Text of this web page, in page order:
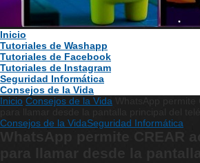
Inicio
Tutoriales de Washapp
Tutoriales de Facebook
Tutoriales de Instagram
Seguridad Informática
Consejos de la Vida
Inicio Consejos de la Vida
para llamar desde la pantalla principal del
Consejos de la VidaSeguridad Informática
WhatsApp permite CREAR
para llamar desde la